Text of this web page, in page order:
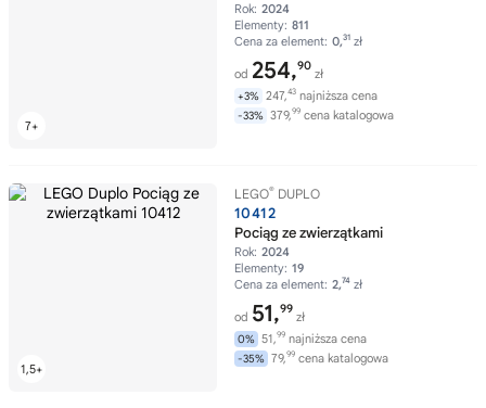
Rok: 2024
Elementy: 811
Cena za element: 0,31 zł
od 254,90
zł
+3% 247,43 najniższa cena
-33% 379,99 cena katalogowa
LEGO® DUPLO
10412
Pociąg ze zwierzątkami
Rok: 2024
Elementy: 19
Cena za element: 2,74 zł
od 51,99
zł
0% 51,99 najniższa cena
-35% 79,99 cena katalogowa